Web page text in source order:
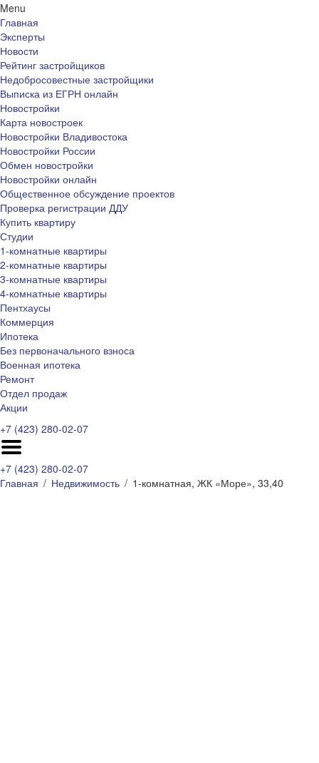
Menu
Главная
Эксперты
Новости
Рейтинг застройщиков
Недобросовестные застройщики
Выписка из ЕГРН онлайн
Новостройки
Карта новостроек
Новостройки Владивостока
Новостройки России
Обмен новостройки
Новостройки онлайн
Общественное обсуждение проектов
Проверка регистрации ДДУ
Купить квартиру
Студии
1-комнатные квартиры
2-комнатные квартиры
3-комнатные квартиры
4-комнатные квартиры
Пентхаусы
Коммерция
Ипотека
Без первоначального взноса
Военная ипотека
Ремонт
Отдел продаж
Акции
+7 (423) 280-02-07
+7 (423) 280-02-07
Главная
Недвижимость 1-комнатная, ЖК «Море», 33,40